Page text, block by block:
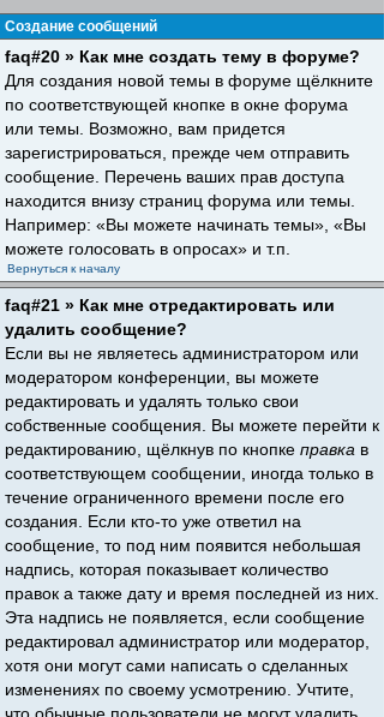
Создание сообщений
faq#20 » Как мне создать тему в форуме?
Для создания новой темы в форуме щёлкните
по соответствующей кнопке в окне форума
или темы. Возможно, вам придется
зарегистрироваться, прежде чем отправить
сообщение. Перечень ваших прав доступа
находится внизу страниц форума или темы.
Например: «Вы можете начинать темы», «Вы
можете голосовать в опросах» и т.п.
Вернуться к началу
faq#21 » Как мне отредактировать или
удалить сообщение?
Если вы не являетесь администратором или
модератором конференции, вы можете
редактировать и удалять только свои
собственные сообщения. Вы можете перейти к
редактированию, щёлкнув по кнопке правка в
соответствующем сообщении, иногда только в
течение ограниченного времени после его
создания. Если кто-то уже ответил на
сообщение, то под ним появится небольшая
надпись, которая показывает количество
правок а также дату и время последней из них.
Эта надпись не появляется, если сообщение
редактировал администратор или модератор,
хотя они могут сами написать о сделанных
изменениях по своему усмотрению. Учтите,